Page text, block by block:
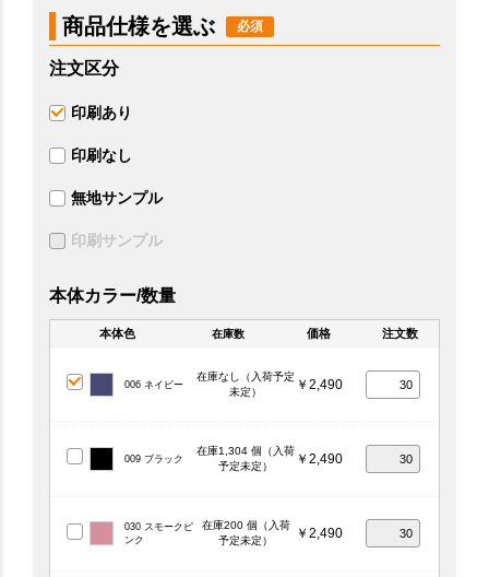
商品仕様を選ぶ
注文区分
印刷あり
印刷なし
無地サンプル
印刷サンプル
本体カラー/数量
本体色 在庫数 価格 注文数
006 ネイビー
在庫なし（入荷予定
未定）
￥2,490
009 ブラック
在庫1,304 個（入荷
予定未定）
￥2,490
030 スモークピ
ンク
在庫200 個（入荷
予定未定）
￥2,490